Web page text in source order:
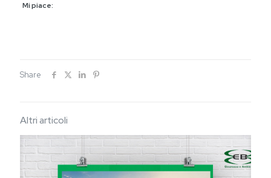
Mi piace:
Share
Altri articoli